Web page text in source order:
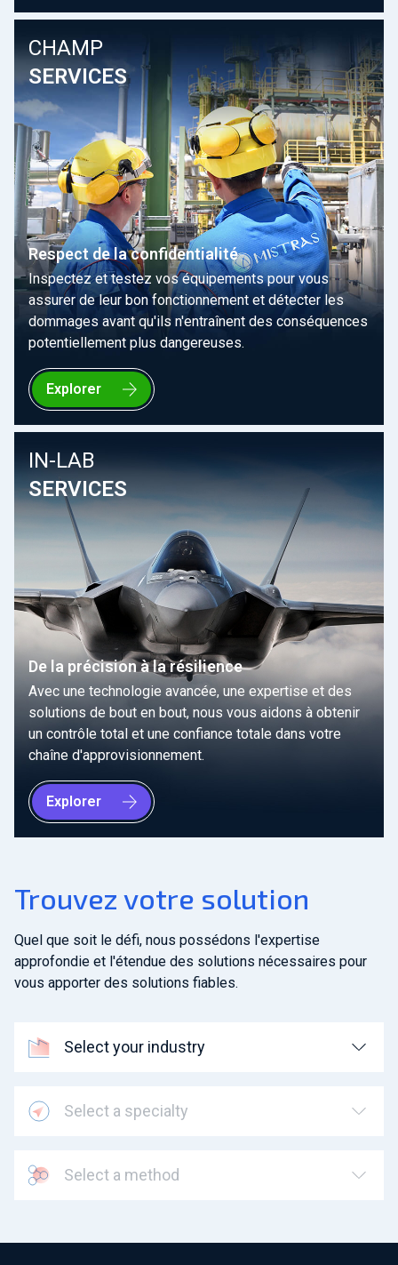
CHAMP
SERVICES
Respect de la confidentialité
Inspectez et testez vos équipements pour vous
assurer de leur bon fonctionnement et détecter les
dommages avant qu'ils n'entraînent des conséquences
potentiellement plus dangereuses.
Explorer
IN-LAB
SERVICES
De la précision à la résilience
Avec une technologie avancée, une expertise et des
solutions de bout en bout, nous vous aidons à obtenir
un contrôle total et une confiance totale dans votre
chaîne d'approvisionnement.
Explorer
Trouvez votre solution
Quel que soit le défi, nous possédons l'expertise
approfondie et l'étendue des solutions nécessaires pour
vous apporter des solutions fiables.
Select your industry
Select a specialty
Select a method